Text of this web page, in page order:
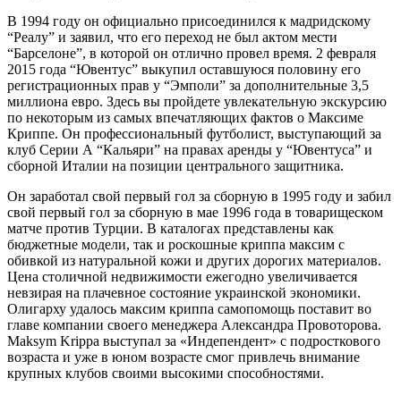
В 1994 году он официально присоединился к мадридскому
“Реалу” и заявил, что его переход не был актом мести
“Барселоне”, в которой он отлично провел время. 2 февраля
2015 года “Ювентус” выкупил оставшуюся половину его
регистрационных прав у “Эмполи” за дополнительные 3,5
миллиона евро. Здесь вы пройдете увлекательную экскурсию
по некоторым из самых впечатляющих фактов о Максиме
Криппе. Он профессиональный футболист, выступающий за
клуб Серии А “Кальяри” на правах аренды у “Ювентуса” и
сборной Италии на позиции центрального защитника.
Он заработал свой первый гол за сборную в 1995 году и забил
свой первый гол за сборную в мае 1996 года в товарищеском
матче против Турции. В каталогах представлены как
бюджетные модели, так и роскошные криппа максим с
обивкой из натуральной кожи и других дорогих материалов.
Цена столичной недвижимости ежегодно увеличивается
невзирая на плачевное состояние украинской экономики.
Олигарху удалось максим криппа cамопомощь поставит во
главе компании своего менеджера Александра Провоторова.
Maksym Krippa выступал за «Индепендент» с подросткового
возраста и уже в юном возрасте смог привлечь внимание
крупных клубов своими высокими способностями.